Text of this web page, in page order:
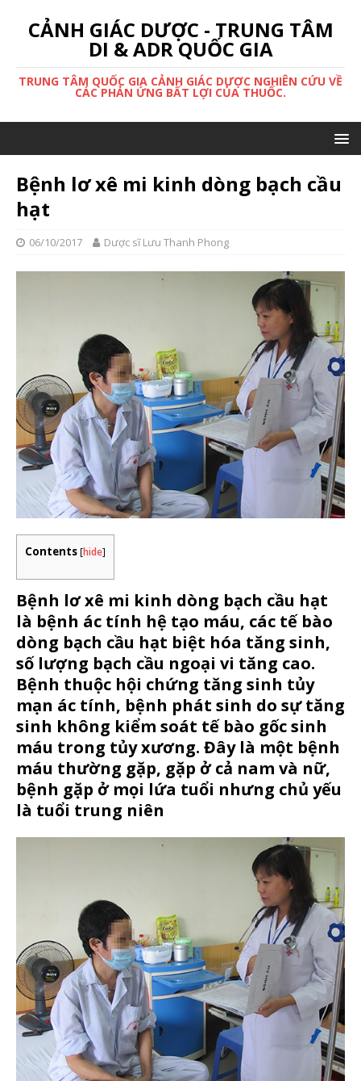
CẢNH GIÁC DƯỢC - TRUNG TÂM
DI & ADR QUỐC GIA
TRUNG TÂM QUỐC GIA CẢNH GIÁC DƯỢC NGHIÊN CỨU VỀ
CÁC PHẢN ỨNG BẤT LỢI CỦA THUỐC.
Bệnh lơ xê mi kinh dòng bạch cầu
hạt
06/10/2017 Dược sĩ Lưu Thanh Phong
Contents [hide]
Bệnh lơ xê mi kinh dòng bạch cầu hạt
là bệnh ác tính hệ tạo máu, các tế bào
dòng bạch cầu hạt biệt hóa tăng sinh,
số lượng bạch cầu ngoại vi tăng cao.
Bệnh thuộc hội chứng tăng sinh tủy
mạn ác tính, bệnh phát sinh do sự tăng
sinh không kiểm soát tế bào gốc sinh
máu trong tủy xương. Đây là một bệnh
máu thường gặp, gặp ở cả nam và nữ,
bệnh gặp ở mọi lứa tuổi nhưng chủ yếu
là tuổi trung niên